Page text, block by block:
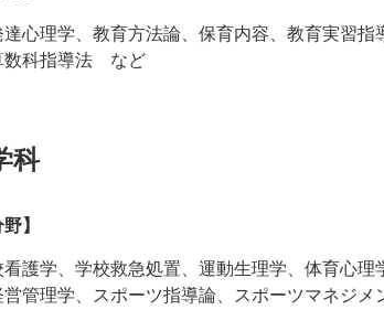
心理学、教育方法論、保育内容、教育実習指
数科指導法 など
科
】
護学、学校救急処置、運動生理学、体育心
営管理学、スポーツ指導論、スポーツマネジ